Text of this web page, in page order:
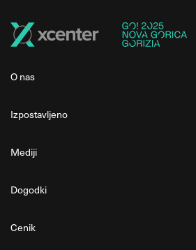
O nas
Izpostavljeno
Mediji
Dogodki
Cenik